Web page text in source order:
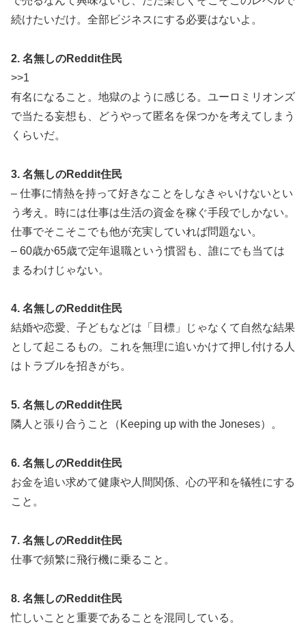
続けたいだけ。全部ビジネスにする必要はないよ。
2. 名無しのReddit住民
>>1
有名になること。地獄のように感じる。ユーロミリオンズ
で当たる妄想も、どうやって匿名を保つかを考えてしまう
くらいだ。
3. 名無しのReddit住民
– 仕事に情熱を持って好きなことをしなきゃいけないとい
う考え。時には仕事は生活の資金を稼ぐ手段でしかない。
仕事でそこそこでも他が充実していれば問題ない。
– 60歳か65歳で定年退職という慣習も、誰にでも当ては
まるわけじゃない。
4. 名無しのReddit住民
結婚や恋愛、子どもなどは「目標」じゃなくて自然な結果
として起こるもの。これを無理に追いかけて押し付ける人
はトラブルを招きがち。
5. 名無しのReddit住民
隣人と張り合うこと（Keeping up with the Joneses）。
6. 名無しのReddit住民
お金を追い求めて健康や人間関係、心の平和を犠牲にする
こと。
7. 名無しのReddit住民
仕事で頻繁に飛行機に乗ること。
8. 名無しのReddit住民
忙しいことと重要であることを混同している。